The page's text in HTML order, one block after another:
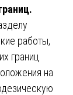
работы,
границ
на